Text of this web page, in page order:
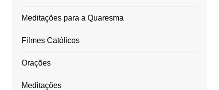
Meditações para a Quaresma
Filmes Católicos
Orações
Meditações